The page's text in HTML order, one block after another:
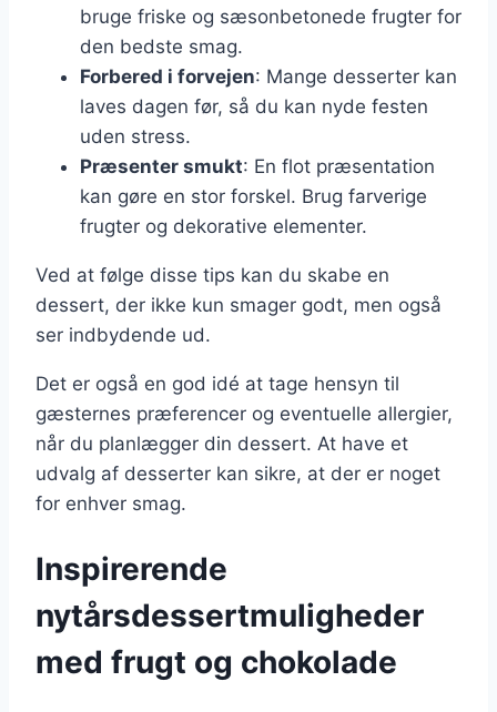
bruge friske og sæsonbetonede frugter for
den bedste smag.
Forbered i forvejen: Mange desserter kan
laves dagen før, så du kan nyde festen
uden stress.
Præsenter smukt: En flot præsentation
kan gøre en stor forskel. Brug farverige
frugter og dekorative elementer.
Ved at følge disse tips kan du skabe en
dessert, der ikke kun smager godt, men også
ser indbydende ud.
Det er også en god idé at tage hensyn til
gæsternes præferencer og eventuelle allergier,
når du planlægger din dessert. At have et
udvalg af desserter kan sikre, at der er noget
for enhver smag.
Inspirerende
nytårsdessertmuligheder
med frugt og chokolade